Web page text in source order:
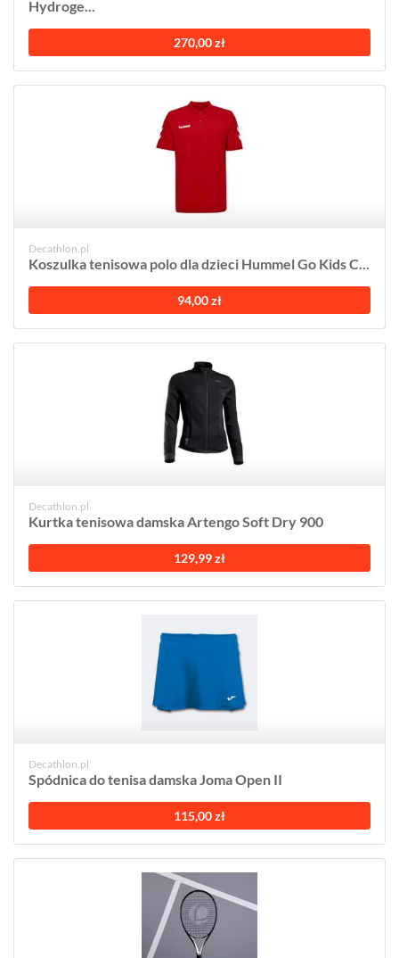
Hydroge...
270,00 zł
Decathlon.pl
Koszulka tenisowa polo dla dzieci Hummel Go Kids C...
94,00 zł
Decathlon.pl
Kurtka tenisowa damska Artengo Soft Dry 900
129,99 zł
Decathlon.pl
Spódnica do tenisa damska Joma Open II
115,00 zł